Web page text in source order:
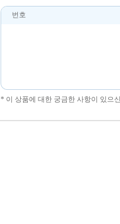
번호
* 이 상품에 대한 궁금한 사항이 있으